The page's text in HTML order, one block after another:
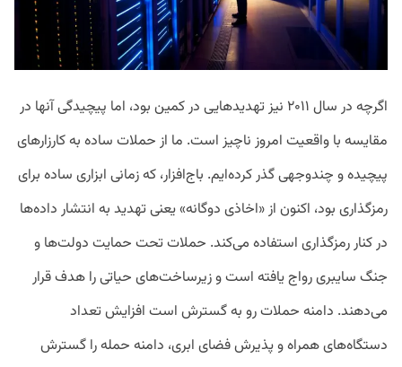
اگرچه در سال ۲۰۱۱ نیز تهدید‌هایی در کمین بود، اما پیچیدگی آنها در
مقایسه با واقعیت امروز ناچیز است. ما از حملات ساده به کارزارهای
پیچیده و چندوجهی گذر کرده‌ایم. باج‌افزار، که زمانی ابزاری ساده برای
رمزگذاری بود، اکنون از «اخاذی دوگانه» یعنی تهدید به انتشار داده‌ها
در کنار رمزگذاری استفاده می‌کند. حملات تحت حمایت دولت‌ها و
جنگ سایبری رواج یافته است و زیرساخت‌های حیاتی را هدف قرار
می‌دهند. دامنه حملات رو به گسترش است افزایش تعداد
دستگاه‌های همراه و پذیرش فضای ابری، دامنه حمله را گسترش